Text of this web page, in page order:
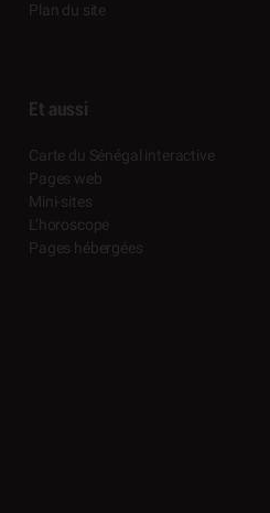
Plan du site
Et aussi
Carte du Sénégal interactive
Pages web
Mini-sites
L’horoscope
Pages hébergées